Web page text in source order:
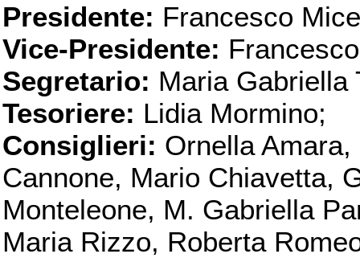
Presidente: Francesco
Vice-Presidente:
Segretario: Maria Gabriella
Tesoriere: Lidia Mormino;
Consiglieri: Ornella
Cannone, Mario Chiavetta,
Monteleone, M. Gabriella
Maria Rizzo, Roberta